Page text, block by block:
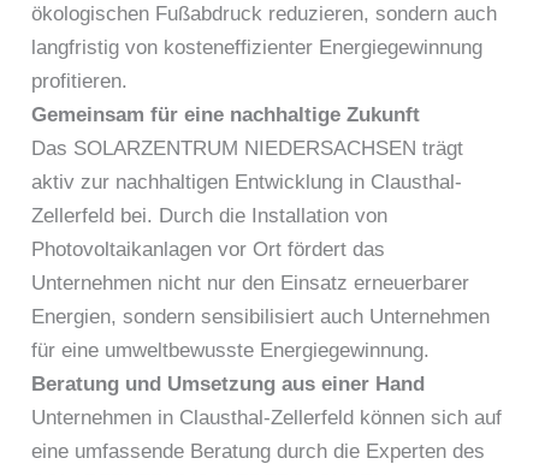
ökologischen Fußabdruck reduzieren, sondern auch
langfristig von kosteneffizienter Energiegewinnung
profitieren.
Gemeinsam für eine nachhaltige Zukunft
Das SOLARZENTRUM NIEDERSACHSEN trägt
aktiv zur nachhaltigen Entwicklung in Clausthal-
Zellerfeld bei. Durch die Installation von
Photovoltaikanlagen vor Ort fördert das
Unternehmen nicht nur den Einsatz erneuerbarer
Energien, sondern sensibilisiert auch Unternehmen
für eine umweltbewusste Energiegewinnung.
Beratung und Umsetzung aus einer Hand
Unternehmen in Clausthal-Zellerfeld können sich auf
eine umfassende Beratung durch die Experten des